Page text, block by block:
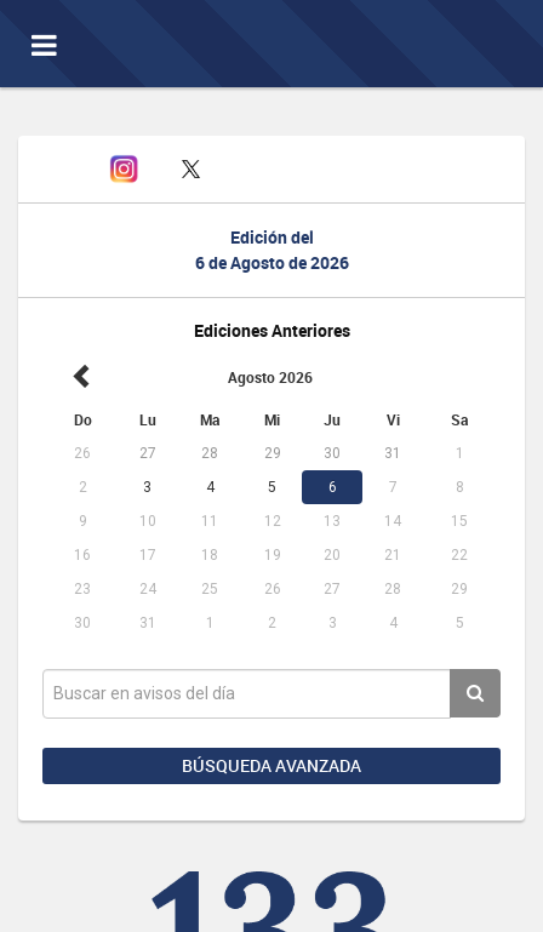
Toggle
navigation
Edición del
6 de Agosto de 2026
Ediciones Anteriores
Agosto 2026
Do Lu Ma Mi Ju Vi Sa
26 27 28 29 30 31
1
2
3 4 5 6 7
8
9
10 11 12 13 14
15
16
17 18 19 20 21
22
23
24 25 26 27 28
29
30
31 1 2 3 4 5
BÚSQUEDA AVANZADA